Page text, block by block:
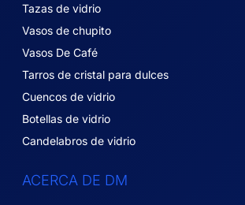
Tazas de vidrio
Vasos de chupito
Vasos De Café
Tarros de cristal para dulces
Cuencos de vidrio
Botellas de vidrio
Candelabros de vidrio
ACERCA DE DM